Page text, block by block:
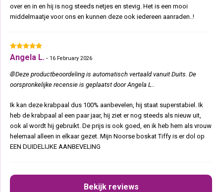
Bekijk reviews
over en in en hij is nog steeds netjes en stevig. Het is een mooi
middelmaatje voor ons en kunnen deze ook iedereen aanraden..!
Angela L. - 16 February 2026
🌐 Deze productbeoordeling is automatisch vertaald vanuit Duits. De
oorspronkelijke recensie is geplaatst door Angela L..
Ik kan deze krabpaal dus 100% aanbevelen, hij staat superstabiel. Ik
heb de krabpaal al een paar jaar, hij ziet er nog steeds als nieuw uit,
ook al wordt hij gebruikt. De prijs is ook goed, en ik heb hem als vrouw
helemaal alleen in elkaar gezet. Mijn Noorse boskat Tiffy is er dol op
EEN DUIDELIJKE AANBEVELING